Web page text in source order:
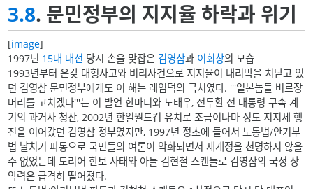
3.8. 문민정부의 지지율 하락과 위기
[image]
1997년 15대 대선 당시 손을 맞잡은 김영삼과 이회창의 모습
1993년부터 온갖 대형사고와 비리사건으로 지지율이 내리막을 치닫고 있
던 김영삼 문민정부에게도 이 해는 레임덕의 극치였다. '''일본놈들 버르장
머리를 고치겠다'''는 이 발언 한마디와 노태우, 전두환 전 대통령 구속 계
기의 과거사 청산, 2002년 한일월드컵 유치로 조금이나마 정도 지지세 행
진을 이어갔던 김영삼 정부였지만, 1997년 정초에 들어서 노동법/안기부
법 날치기 파동으로 국민들의 여론이 악화되면서 재개정을 천명하지 않을
수 없었는데 도리어 한보 사태와 아들 김현철 스캔들로 김영삼의 국정 장
악력은 급격히 떨어졌다.